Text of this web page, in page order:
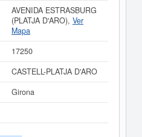
AVENIDA ESTRASBURG
(PLATJA D'ARO), Ver
Mapa
17250
CASTELL-PLATJA D'ARO
Girona